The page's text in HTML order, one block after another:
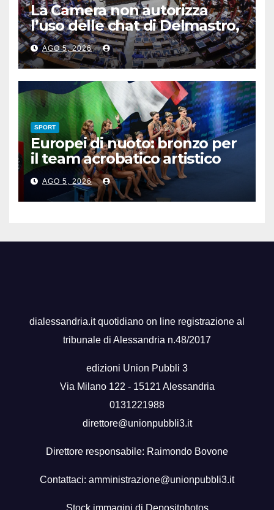
La Camera non autorizza
l’uso delle chat di Delmastro,
voto a scrutinio segreto
AGO 5, 2026
SPORT
Europei di nuoto: bronzo per
il team acrobatico artistico
dell’Italia
AGO 5, 2026
dialessandria.it quotidiano on line registrazione al
tribunale di Alessandria n.48/2017
edizioni Union Pubbli 3
Via Milano 122 - 15121 Alessandria
0131221988
direttore@unionpubbli3.it
Direttore responsabile: Raimondo Bovone
Contattaci: amministrazione@unionpubbli3.it
Stock immagini di Depositphotos